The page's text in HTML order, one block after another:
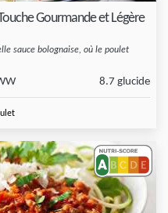
Gourmande et Légère
sauce bolognaise, où le poulet
8.7 glucide